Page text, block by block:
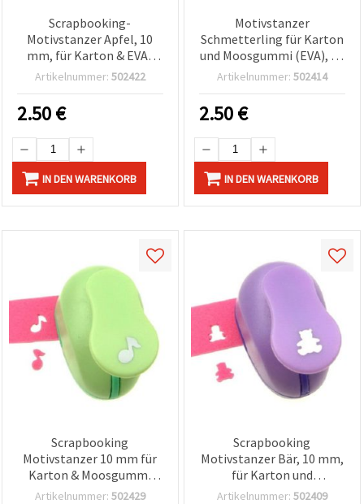
Scrapbooking-
Motivstanzer Apfel, 10
mm, für Karton & EVA-
Moosgummi
Artikelnummer: 502422
2.50€
IN DEN WARENKORB
Motivstanzer
Schmetterling für Karton
und Moosgummi (EVA), 10
mm
Artikelnummer: 502414
2.50€
IN DEN WARENKORB
Scrapbooking
Motivstanzer 10 mm für
Karton & Moosgummi
(EVA) – Musiknote
Artikelnummer: 502429
Scrapbooking
Motivstanzer Bär, 10 mm,
für Karton und
Moosgummi (EVA)
Artikelnummer: 502409